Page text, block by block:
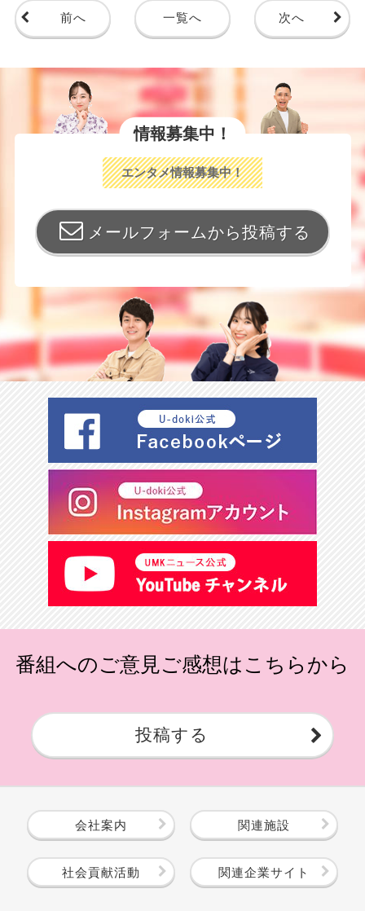
前へ 一覧へ 次へ
情報募集中！
エンタメ情報募集中！
メールフォームから投稿する
番組へのご意見ご感想はこちらから
投稿する
会社案内 関連施設
社会貢献活動 関連企業サイト